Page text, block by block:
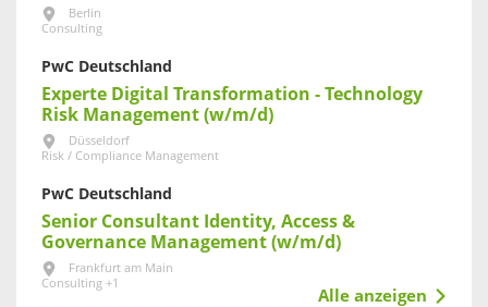
Berlin
Consulting
PwC Deutschland
Experte Digital Transformation - Technology
Risk Management (w/m/d)
Düsseldorf
Risk / Compliance Management
PwC Deutschland
Senior Consultant Identity, Access &
Governance Management (w/m/d)
Frankfurt am Main
Consulting +1
Alle anzeigen